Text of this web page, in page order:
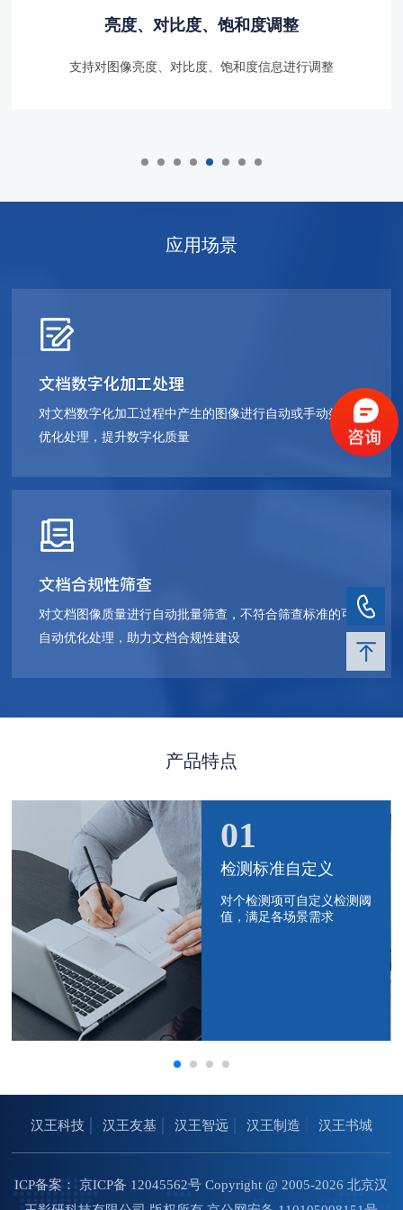
亮度、对比度、饱和度调整
支持对图像亮度、对比度、饱和度信息进行调整
应用场景
文档数字化加工处理
对文档数字化加工过程中产生的图像进行自动或手动效果
优化处理，提升数字化质量
文档合规性筛查
对文档图像质量进行自动批量筛查，不符合筛查标准的可
自动优化处理，助力文档合规性建设
产品特点
01
检测标准自定义
对个检测项可自定义检测阈
值，满足各场景需求
汉王科技 汉王友基 汉王智远 汉王制造 汉王书城
ICP备案：京ICP备 12045562号 Copyright @ 2005-2026 北京汉